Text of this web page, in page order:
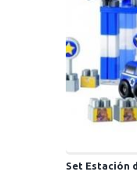
Set Estación